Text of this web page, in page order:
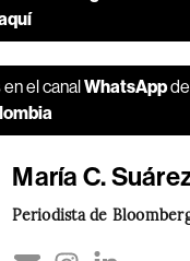
en el canalWhatsApp
María C.
Periodista de